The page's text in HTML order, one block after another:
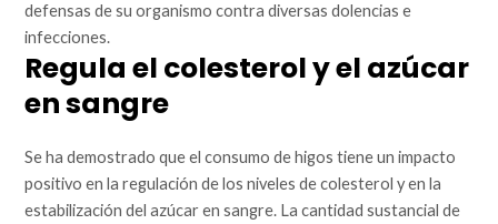
defensas de su organismo contra diversas dolencias e
infecciones.
Regula el colesterol y el azúcar
en sangre
Se ha demostrado que el consumo de higos tiene un impacto
positivo en la regulación de los niveles de colesterol y en la
estabilización del azúcar en sangre. La cantidad sustancial de